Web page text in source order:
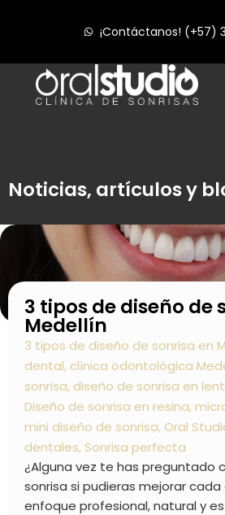
¡Contáctanos! (+57)
Noticias, artículos y
3 tipos de diseño de
Medellín
3 tipos de diseño de sonrisa en
dental,clínica odontológica
sonrisa,diseño de sonrisa en
Diseño de sonrisa en resina,
mini diseño de sonrisa, Oral
dentales,Sonrisa perfecta
¿Alguna vez te has preguntado
sonrisa si pudieras mejorar
enfoque profesional, natural y